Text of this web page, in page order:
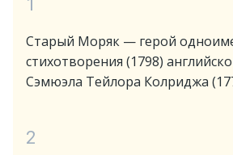
1
Старый Моряк — герой
стихотворения (1798)
Сэмюэла Тейлора Колриджа
2